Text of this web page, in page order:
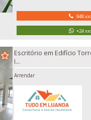
948
+24
Escritório em Edifício Torre Kanhangulo -
I...
Arrendar